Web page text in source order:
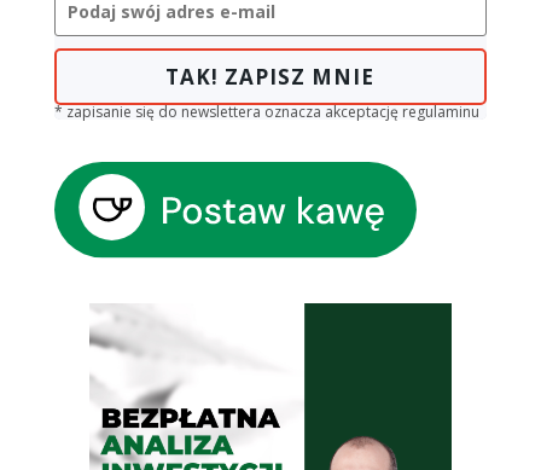
TAK! ZAPISZ MNIE
* zapisanie się do newslettera oznacza akceptację regulaminu